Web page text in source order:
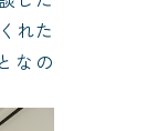
れた
なの